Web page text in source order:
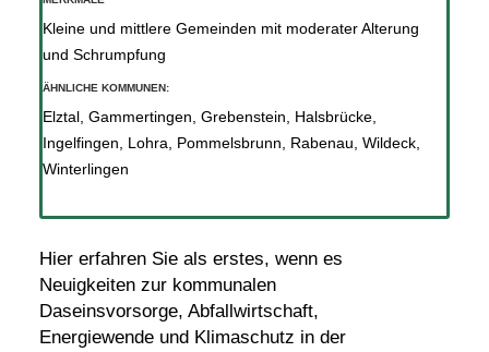
Hier erfahren Sie als erstes, wenn es
Neuigkeiten zur kommunalen
Daseinsvorsorge, Abfallwirtschaft,
Energiewende und Klimaschutz in der
Kleine und mittlere Gemeinden mit moderater Alterung
und Schrumpfung
ÄHNLICHE KOMMUNEN:
Elztal, Gammertingen Grebenstein Halsbrücke,
Ingelfingen
Lohra Pommelsbrunn Rabenau Wildeck,
Winterlingen